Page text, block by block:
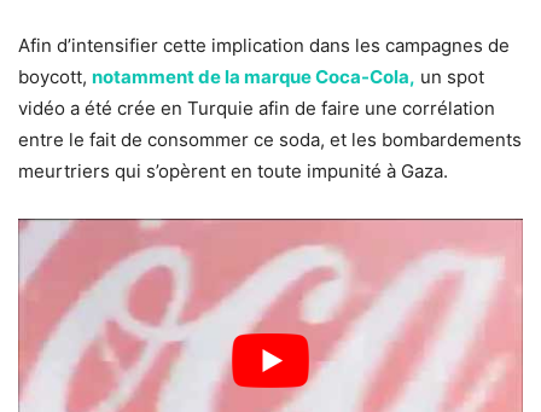
Afin d’intensifier cette implication dans les campagnes de
boycott, notamment de la marque Coca-Cola, un spot
vidéo a été crée en Turquie afin de faire une corrélation
entre le fait de consommer ce soda, et les bombardements
meurtriers qui s’opèrent en toute impunité à Gaza.